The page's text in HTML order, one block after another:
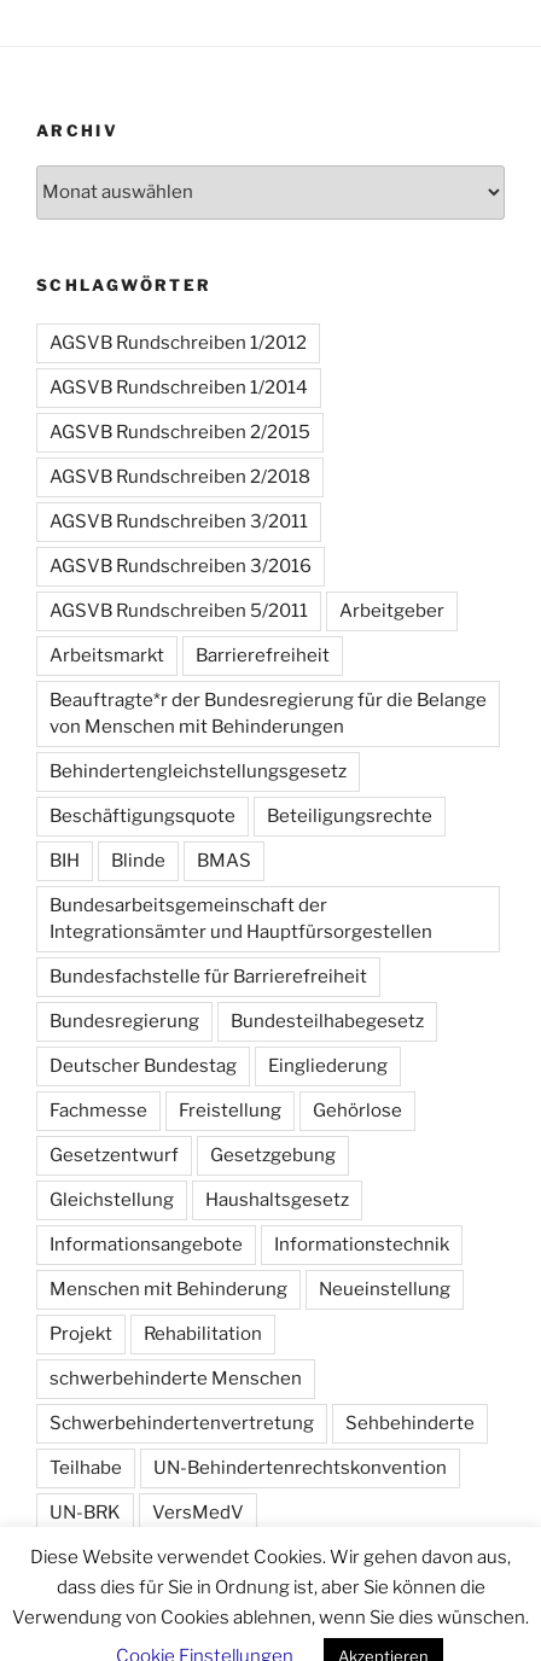
ARCHIV
SCHLAGWÖRTER
AGSVB Rundschreiben 1/2012
AGSVB Rundschreiben 1/2014
AGSVB Rundschreiben 2/2015
AGSVB Rundschreiben 2/2018
AGSVB Rundschreiben 3/2011
AGSVB Rundschreiben 3/2016
AGSVB Rundschreiben 5/2011 Arbeitgeber
Arbeitsmarkt Barrierefreiheit
Beauftragte*r der Bundesregierung für die Belange
von Menschen mit Behinderungen
Behindertengleichstellungsgesetz
Beschäftigungsquote Beteiligungsrechte
BIH Blinde BMAS
Bundesarbeitsgemeinschaft der
Integrationsämter und Hauptfürsorgestellen
Bundesfachstelle für Barrierefreiheit
Bundesregierung Bundesteilhabegesetz
Deutscher Bundestag Eingliederung
Fachmesse Freistellung Gehörlose
Gesetzentwurf Gesetzgebung
Gleichstellung Haushaltsgesetz
Informationsangebote Informationstechnik
Menschen mit Behinderung Neueinstellung
Projekt Rehabilitation
schwerbehinderte Menschen
Schwerbehindertenvertretung Sehbehinderte
Teilhabe UN-Behindertenrechtskonvention
UN-BRK VersMedV
Versorgungsmedizin-Verordnung Wahlen
Diese Website verwendet Cookies. Wir gehen davon aus,
dass dies für Sie in Ordnung ist, aber Sie können die
Verwendung von Cookies ablehnen, wenn Sie dies wünschen.
Cookie Einstellungen
Akzeptieren